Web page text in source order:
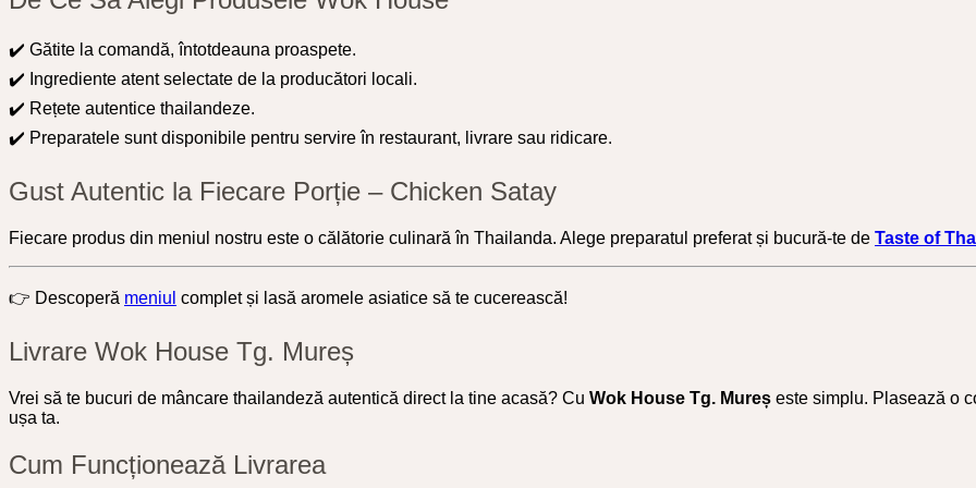
✔️ Gătite la comandă, întotdeauna proaspete.
✔️ Ingrediente atent selectate de la producători locali.
✔️ Rețete autentice thailandeze.
✔️ Preparatele sunt disponibile pentru servire în restaurant, livrare sau ridicare.
Gust Autentic la Fiecare Porție – Chicken Satay
Fiecare produs din meniul nostru este o călătorie culinară în Thailanda. Alege preparatul preferat și bucură-te de Taste of
👉 Descoperă meniul complet și lasă aromele asiatice să te cucerească!
Livrare Wok House Tg. Mureș
Vrei să te bucuri de mâncare thailandeză autentică direct la tine acasă? Cu Wok House Tg. Mureș este simplu. Plasează o
ușa ta.
Cum Funcționează Livrarea